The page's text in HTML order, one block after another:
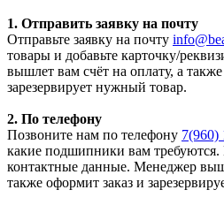
1. Отправить заявку на почту
Отправьте заявку на почту
товары и добавьте карточку/
вышлет вам счёт на оплату, а
зарезервирует нужный товар.
2. По телефону
Позвоните нам по телефону 7(960)
какие подшипники вам требуются.
контактные данные. Менеджер
также оформит заказ и